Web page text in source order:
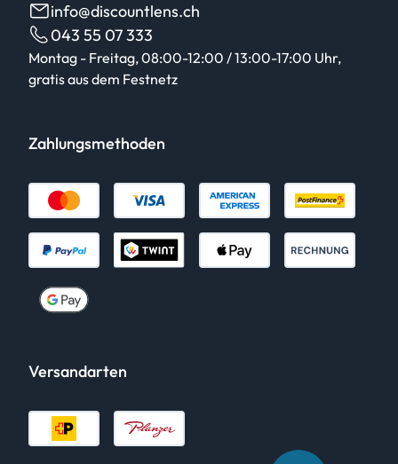
info@discountlens.ch
043 55 07 333
Montag - Freitag, 08:00-12:00 / 13:00-17:00 Uhr,
gratis aus dem Festnetz
Zahlungsmethoden
Versandarten